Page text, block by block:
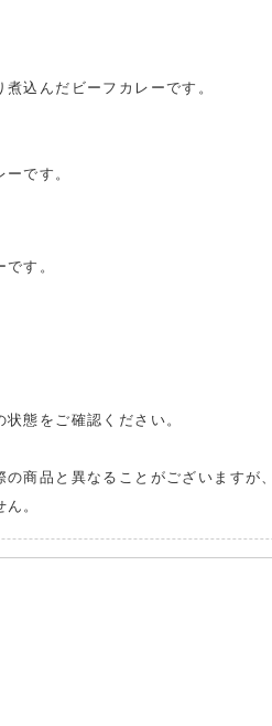
込んだビーフカレーです。
です。
す。
態をご確認ください。
の商品と異なることがございますが
。